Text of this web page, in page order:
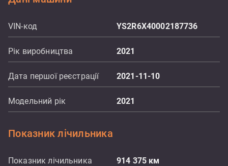
VIN-код YS2R6X40002187736
Рік виробництва 2021
Дата першої реєстрації 2021-11-10
Модельний рік 2021
Показник лічильника
Показник лічильника 914 375 км